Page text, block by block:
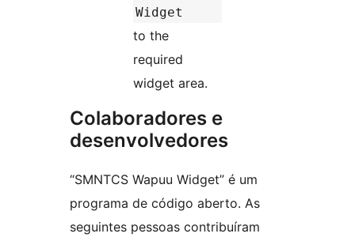
Widget
to the
required
widget area.
Colaboradores e
desenvolvedores
“SMNTCS Wapuu Widget” é um
programa de código aberto. As
seguintes pessoas contribuíram